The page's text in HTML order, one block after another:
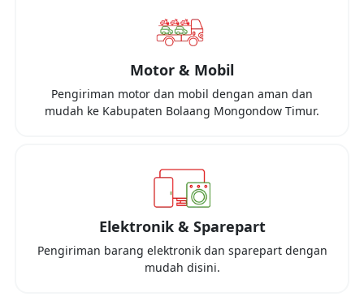
Motor & Mobil
Pengiriman motor dan mobil dengan aman dan
mudah ke Kabupaten Bolaang Mongondow Timur.
Elektronik & Sparepart
Pengiriman barang elektronik dan sparepart dengan
mudah disini.